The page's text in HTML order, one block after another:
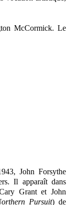
McCormick. Le
John Forsythe
Il apparaît dans
Grant et John
Pursuit) de